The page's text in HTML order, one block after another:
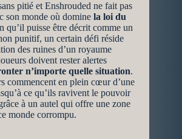
pitié et Enshrouded ne fait pas
son monde où domine la loi du
qu’il puisse être décrit comme un
punitif, un certain défi réside
des ruines d’un royaume
doivent rester alertes
n’importe quelle situation.
commencent en plein cœur d’une
ce qu’ils ravivent le pouvoir
à un autel qui offre une zone
monde corrompu.